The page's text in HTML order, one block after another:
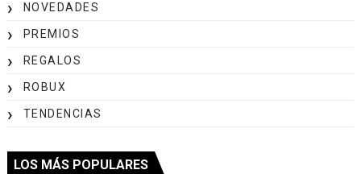
NOVEDADES
PREMIOS
REGALOS
ROBUX
TENDENCIAS
LOS MÁS POPULARES